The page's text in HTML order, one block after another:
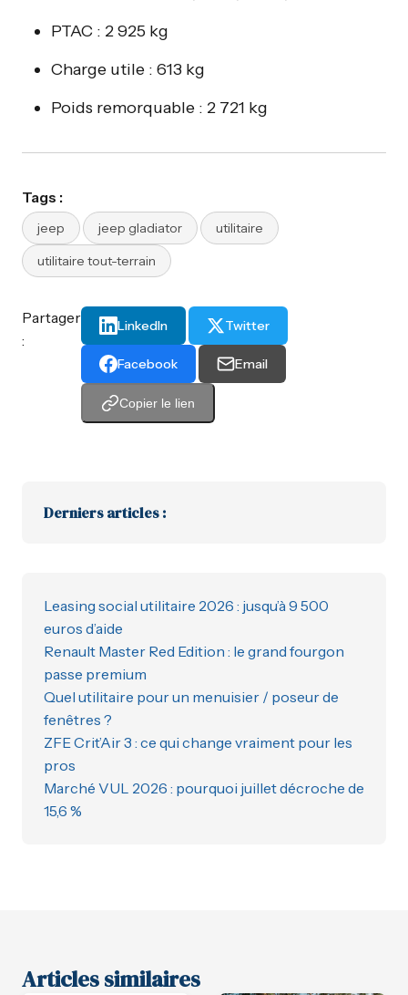
PTAC : 2 925 kg
Charge utile : 613 kg
Poids remorquable : 2 721 kg
Tags :
jeep jeep gladiator
utilitaire
utilitaire tout-terrain
Partager
:
LinkedIn Twitter
Facebook Email
Copier le lien
Derniers articles :
Leasing social utilitaire 2026 : jusqu’à 9 500
euros d’aide
Renault Master Red Edition : le grand fourgon
passe premium
Quel utilitaire pour un menuisier / poseur de
fenêtres ?
ZFE Crit’Air 3 : ce qui change vraiment pour les
pros
Marché VUL 2026 : pourquoi juillet décroche de
15,6 %
Articles similaires